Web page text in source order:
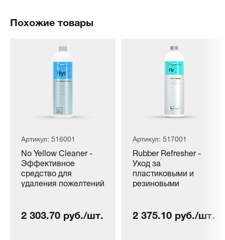
Похожие товары
Артикул: 516001
No Yellow Cleaner -
Эффективное
средство для
удаления пожелтений
(1 л)
2 303.70 руб./шт.
Артикул: 517001
Rubber Refresher -
Уход за
пластиковыми и
резиновыми
компонентами
средств (1 л)
2 375.10 руб./шт.